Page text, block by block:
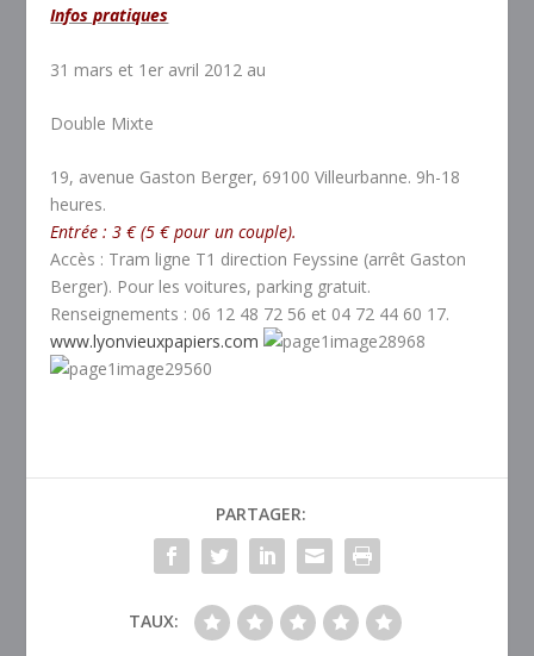
Infos pratiques
31 mars et 1er avril 2012 au
Double Mixte
19, avenue Gaston Berger, 69100 Villeurbanne. 9h-18
heures.
Entrée : 3 € (5 € pour un couple).
Accès : Tram ligne T1 direction Feyssine (arrêt Gaston
Berger). Pour les voitures, parking gratuit.
Renseignements : 06 12 48 72 56 et 04 72 44 60 17.
www.lyonvieuxpapiers.com
PARTAGER:
TAUX: